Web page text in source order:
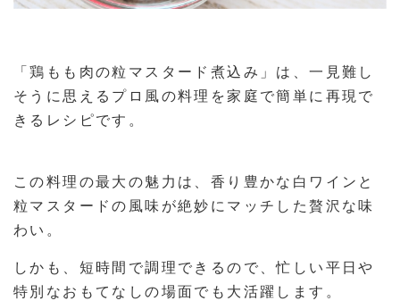
「鶏もも肉の粒マスタード煮込み」は、一見難し
そうに思えるプロ風の料理を家庭で簡単に再現で
きるレシピです。
この料理の最大の魅力は、香り豊かな白ワインと
粒マスタードの風味が絶妙にマッチした贅沢な味
わい。
しかも、短時間で調理できるので、忙しい平日や
特別なおもてなしの場面でも大活躍します。